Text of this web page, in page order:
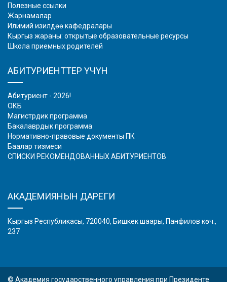
Полезные ссылки
Жарнамалар
Илимий изилдөө кафедралары
Кыргыз жараны: открытые образовательные ресурсы
Школа приемных родителей
АБИТУРИЕНТТЕР ҮЧҮН
Абитуриент - 2026!
ОКБ
Магистрдик программа
Бакалаврдык программа
Нормативно-правовые документы ПК
Баалар тизмеси
СПИСКИ РЕКОМЕНДОВАННЫХ АБИТУРИЕНТОВ
АКАДЕМИЯНЫН ДАРЕГИ
Кыргыз Республикасы, 720040, Бишкек шаары, Панфилов көч.,
237
© Академия государственного управления при Президенте